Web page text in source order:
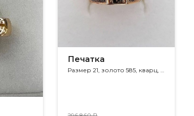
Печатка
Размер 21, золото 585, кварц, фианит